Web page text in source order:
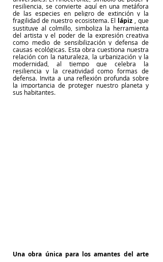
resiliencia, se convierte aquí en una metáfora
de las especies en peligro de extinción y la
fragilidad de nuestro ecosistema. El lápiz
, que
sustituye al colmillo, simboliza la herramienta
del artista y el poder de la expresión creativa
como medio de sensibilización y defensa de
causas ecológicas. Esta obra cuestiona nuestra
relación con la naturaleza, la urbanización y la
modernidad, al tiempo que celebra la
resiliencia y la creatividad como formas de
defensa. Invita a una reflexión profunda sobre
la importancia de proteger nuestro planeta y
sus habitantes.
Una obra única para los amantes del arte